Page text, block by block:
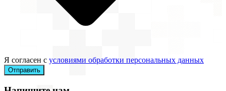
Я согласен с условиями обработки персональных данных
Отправить